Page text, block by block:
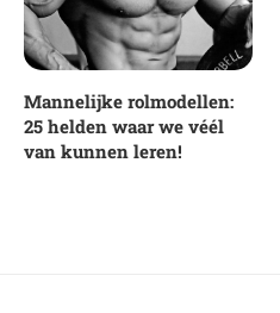
Mannelijke rolmodellen:
25 helden waar we véél
van kunnen leren!